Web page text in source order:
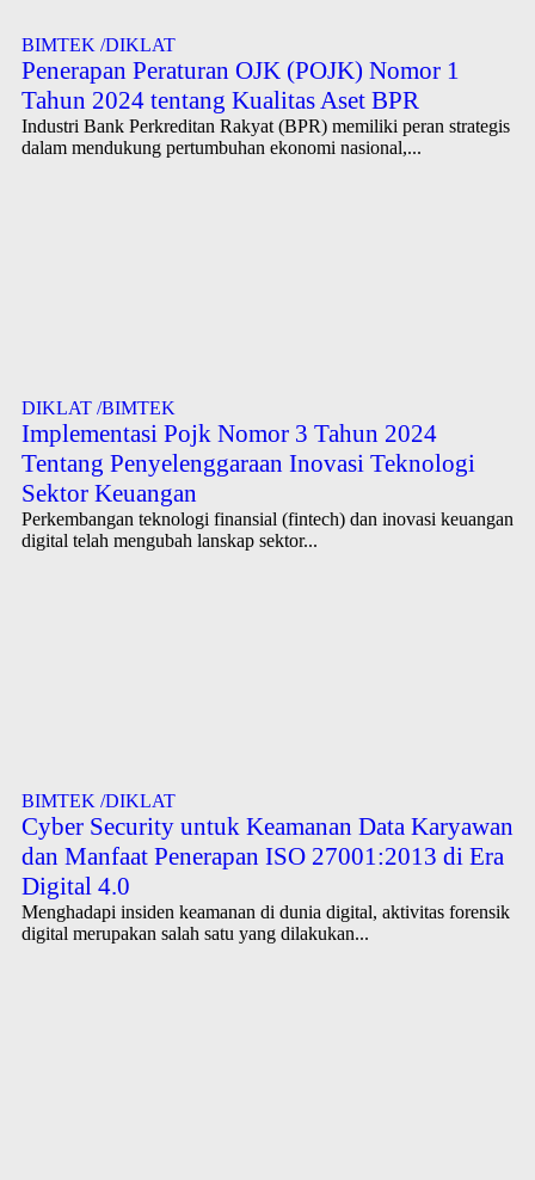
BIMTEK /DIKLAT
Penerapan Peraturan OJK (POJK) Nomor 1
Tahun 2024 tentang Kualitas Aset BPR
Industri Bank Perkreditan Rakyat (BPR) memiliki peran strategis
dalam mendukung pertumbuhan ekonomi nasional,...
DIKLAT /BIMTEK
Implementasi Pojk Nomor 3 Tahun 2024
Tentang Penyelenggaraan Inovasi Teknologi
Sektor Keuangan
Perkembangan teknologi finansial (fintech) dan inovasi keuangan
digital telah mengubah lanskap sektor...
BIMTEK /DIKLAT
Cyber Security untuk Keamanan Data Karyawan
dan Manfaat Penerapan ISO 27001:2013 di Era
Digital 4.0
Menghadapi insiden keamanan di dunia digital, aktivitas forensik
digital merupakan salah satu yang dilakukan...